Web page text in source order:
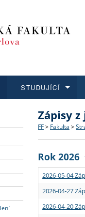
Struktura
Strategie
Podpora
Co
Učitelské
STUDUJÍCÍ
Rigorózní
O vědě a
Granty a
Aktuální
Zápisy
FF > Fakulta >
Rok 2026
2026-05-04
2026-04-27
2026-04-20